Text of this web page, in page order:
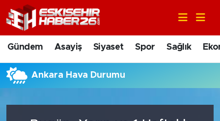
Gündem Asayiş Siyaset Spor Sağlık
Ankara Hava Durumu
Gündem
Asayiş
Siyaset
Nöbetçi Eczaneler
Hava Durumu
Trafik Durumu